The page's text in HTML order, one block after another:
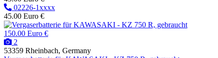
02226-1xxxx
45.00 Euro €
150.00 Euro €
2
53359 Rheinbach, Germany